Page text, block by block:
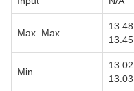
Max. Max.
13.48
13.45
Min.
13.02
13.03